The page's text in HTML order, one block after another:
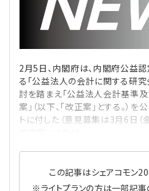
評議員
定款関連
法改正-法人運営
寄附
インボイス
電子帳簿保存法
給与計算
利益相反取引
法改正-法務
経営
IT
論壇
カレンダー
NEWS・TOPIC・特報
【連載】オピニオンリーダー
【連載】これからの時代の資産
【連載】採用・定着・育成のた
【連載】事例に学ぶ立入検査
【連載】シェアコモン200イン
公益・一般法人オンラインとは
登録案内
専門誌一覧
2月5日、内閣府は、内閣府公益
る「公益法人の会計に関する研究
討を踏まえ「公益法人会計基準
案」（以下、「改正案」とする。）
トに付した（意見募集は3月6日（金
この記事はシェアコモン
※ライトプランの方は一部記事